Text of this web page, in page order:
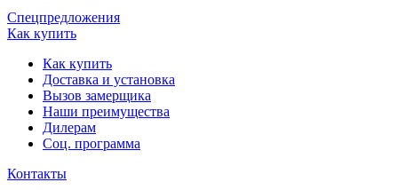
Спецпредложения
Как купить
Как купить
Доставка и установка
Вызов замерщика
Наши преимущества
Дилерам
Соц. программа
Контакты